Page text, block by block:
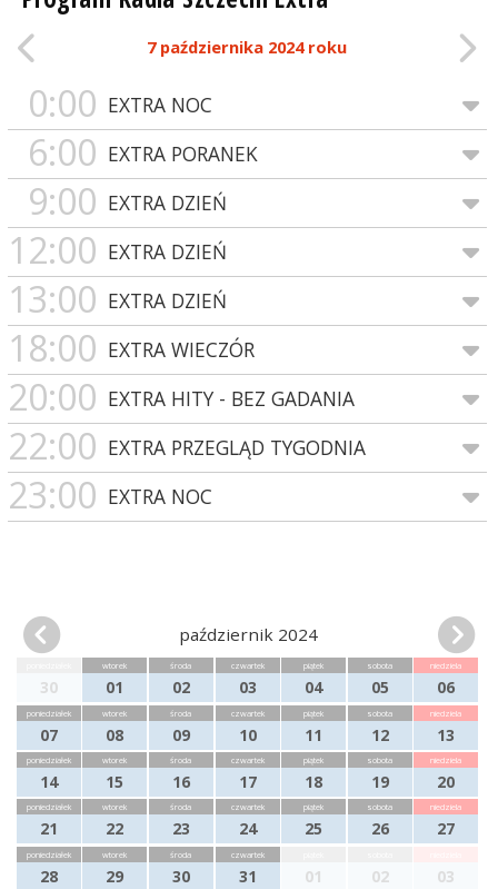
7 października 2024 roku
0:00 EXTRA NOC
6:00 EXTRA PORANEK
9:00 EXTRA DZIEŃ
12:00 EXTRA DZIEŃ
13:00 EXTRA DZIEŃ
18:00 EXTRA WIECZÓR
20:00 EXTRA HITY - BEZ GADANIA
22:00 EXTRA PRZEGLĄD TYGODNIA
23:00 EXTRA NOC
październik 2024
30
wtorek
01
środa
02
czwartek
03
piątek
04
sobota
05
niedziela
06
poniedziałek
07
wtorek
08
środa
09
czwartek
10
piątek
11
sobota
12
niedziela
13
poniedziałek
14
wtorek
15
środa
16
czwartek
17
piątek
18
sobota
19
niedziela
20
poniedziałek
21
wtorek
22
środa
23
czwartek
24
piątek
25
sobota
26
niedziela
27
poniedziałek
28
wtorek
29
środa
30
czwartek
31 01 02 03